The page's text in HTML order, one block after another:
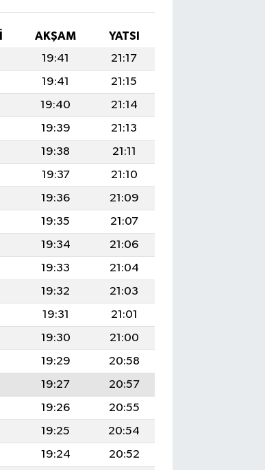
AKŞAM
YATSI
19:41
21:17
19:41
21:15
19:40
21:14
19:39
21:13
19:38
21:11
19:37
21:10
19:36
21:09
19:35
21:07
19:34
21:06
19:33
21:04
19:32
21:03
19:31
21:01
19:30
21:00
19:29
20:58
19:27
20:57
19:26
20:55
19:25
20:54
19:24
20:52